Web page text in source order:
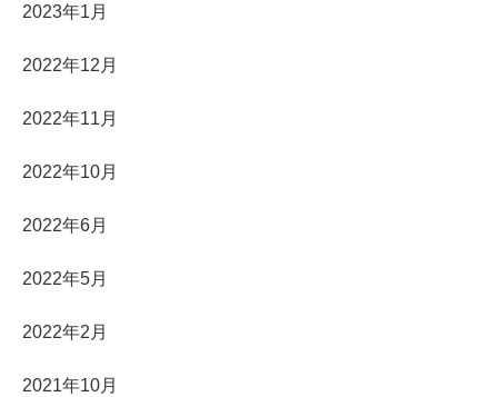
2023年1月
2022年12月
2022年11月
2022年10月
2022年6月
2022年5月
2022年2月
2021年10月